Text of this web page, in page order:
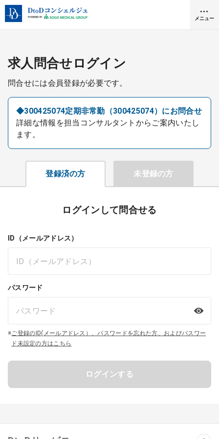
メニュー
クリニック開業
DtoDとは
お問合せ
医院の譲渡・売却をお考えの方
採用をお考えの医療機関の方
求人問合せログイン
問合せには会員登録が必要です。
◆300425074定期非常勤（300425074）にお問合せ
詳細な情報を担当コンサルタントからご案内いたし
ます。
登録済の方 未登録の方
ログインして問合せる
ID（メールアドレス）
パスワード
※ご登録のID(メールアドレス）、パスワードを忘れた方、およびパスワー
ド未設定の方はこちら
ログインする